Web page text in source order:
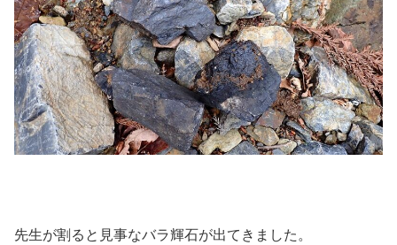
先生が割ると見事なバラ輝石が出てきました。